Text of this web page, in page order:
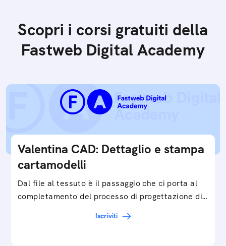
Scopri i corsi gratuiti della
Fastweb Digital Academy
Valentina CAD: Dettaglio e stampa
cartamodelli
Dal file al tessuto è il passaggio che ci porta al
completamento del processo di progettazione di
Iscriviti